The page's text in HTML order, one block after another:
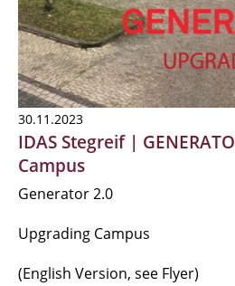
30.11.2023
IDAS Stegreif |
Campus
Generator 2.0
Upgrading Campus
(English Version, see Flyer)